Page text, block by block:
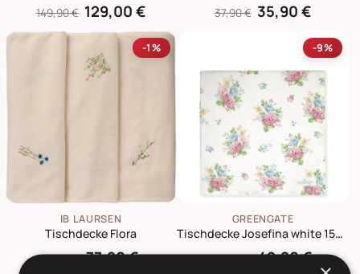
149,90 € 129,00 € 37,90 € 35,90 €
-1%
IB LAURSEN
Tischdecke Flora
78,90 € 77,90 €
-9%
GREENGATE
Tischdecke Josefina white 150x150cm
54,90 € 49,90 €